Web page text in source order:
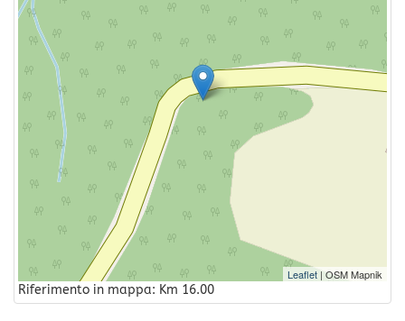
Leaflet | OSM Mapnik
Riferimento in mappa: Km 16.00